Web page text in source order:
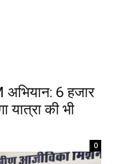
6 हजार
यात्रा की भी
0